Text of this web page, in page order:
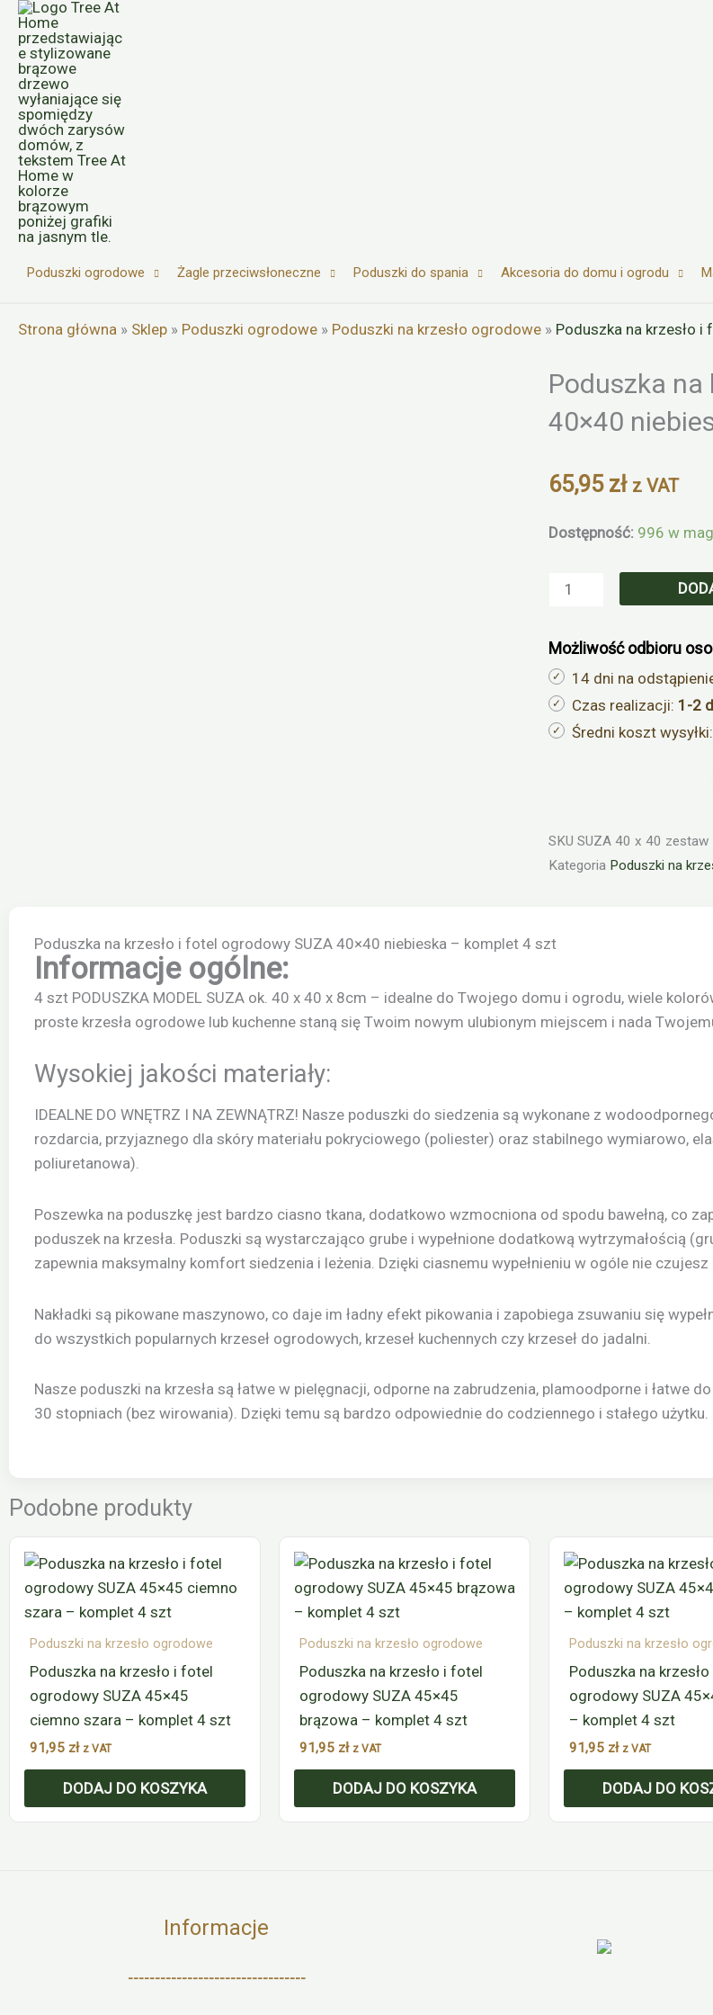
Przejdź
treści
Poduszki ogrodowe Żagle przeciwsłoneczne Poduszki do spania Akcesoria do domu i ogrodu
Strona główna » Sklep » Poduszki ogrodowe » Poduszki na krzesło ogrodowe » Poduszka na krzesło
Poduszka na
40×40
65,95 zł z VAT
Dostępność: 996 w
ilość
fotel
ogrodowy
SUZA
40×40
szt
Możliwość odbioru
14 dni na
Czas realizacji: 1-2
Średni koszt wysyłki:
SKU SUZA 40 x 40
Kategoria Poduszki na
Poduszka na krzesło i fotel ogrodowy SUZA 40×40 niebieska – komplet 4 szt
Informacje ogólne:
4 szt PODUSZKA MODEL SUZA ok. 40 x 40 x 8cm – idealne do Twojego domu i ogrodu, wiele
proste krzesła ogrodowe lub kuchenne staną się Twoim nowym ulubionym miejscem i nada
Wysokiej jakości materiały:
IDEALNE DO WNĘTRZ I NA ZEWNĄTRZ! Nasze poduszki do siedzenia są wykonane z
rozdarcia, przyjaznego dla skóry materiału pokryciowego (poliester) oraz stabilnego wymiarowo,
poliuretanowa).
Poszewka na poduszkę jest bardzo ciasno tkana, dodatkowo wzmocniona od spodu bawełną, co
poduszek na krzesła. Poduszki są wystarczająco grube i wypełnione dodatkową wytrzymałością
zapewnia maksymalny komfort siedzenia i leżenia. Dzięki ciasnemu wypełnieniu w ogóle nie czujesz
Nakładki są pikowane maszynowo, co daje im ładny efekt pikowania i zapobiega zsuwaniu się
do wszystkich popularnych krzeseł ogrodowych, krzeseł kuchennych czy krzeseł do jadalni.
Nasze poduszki na krzesła są łatwe w pielęgnacji, odporne na zabrudzenia, plamoodporne i łatwe
30 stopniach (bez wirowania). Dzięki temu są bardzo odpowiednie do codziennego i stałego użytku.
Podobne produkty
Poduszki na krzesło ogrodowe
Poduszka na krzesło i fotel
ogrodowy SUZA 45×45
ciemno szara – komplet 4 szt
91,95 zł z VAT
DODAJ DO KOSZYKA
Poduszki na krzesło ogrodowe
Poduszka na krzesło i fotel
ogrodowy SUZA 45×45
brązowa – komplet 4 szt
91,95 zł z VAT
DODAJ DO KOSZYKA
Poduszki na krzesło
Poduszka na
ogrodowy SUZA
– komplet 4 szt
91,95 zł z VAT
DODAJ DO
Informacje
---------------------------------